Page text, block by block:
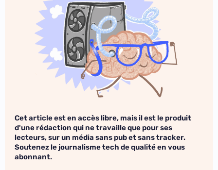
Cet article est en accès libre, mais il est le produit
d'une rédaction qui ne travaille que pour ses
lecteurs, sur un média sans pub et sans tracker.
Soutenez le journalisme tech de qualité en vous
abonnant.